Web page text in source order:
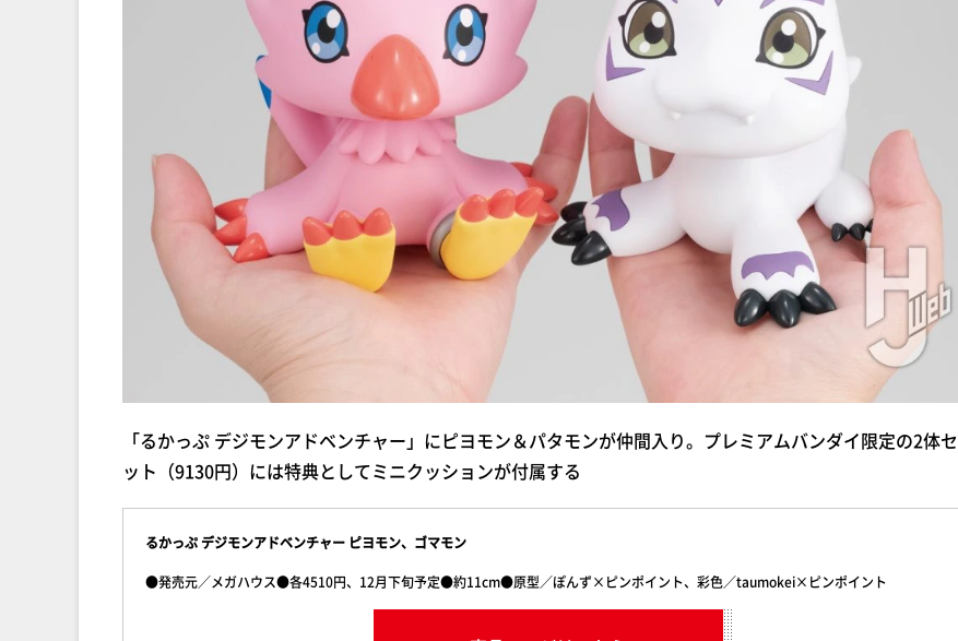
「るかっぷ デジモンアドベンチャー」にピヨモン＆パタモンが仲間入り。プレミアムバンダイ限定の2体セ
ット（9130円）には特典としてミニクッションが付属する
るかっぷ デジモンアドベンチャー ピヨモン、ゴマモン
●発売元／メガハウス●各4510円、12月下旬予定●約11cm●原型／ぽんず×ピンポイント、彩色／taumokei×ピンポイント